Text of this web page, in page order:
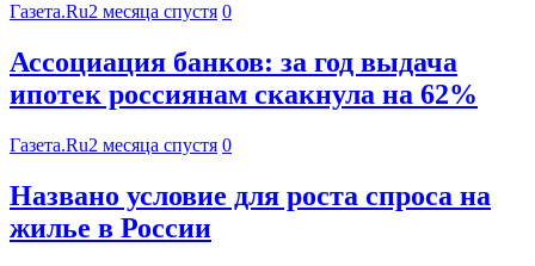
Газета.Ru2 месяца спустя 0
Ассоциация банков: за год выдача
ипотек россиянам скакнула на 62%
Газета.Ru2 месяца спустя 0
Названо условие для роста спроса на
жилье в России